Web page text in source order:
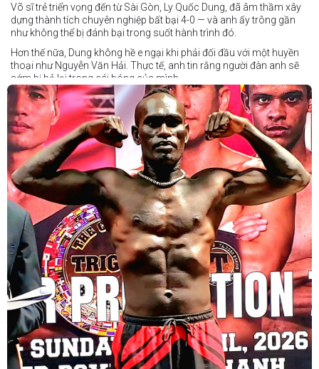
Võ sĩ trẻ triển vọng đến từ Sài Gòn, Ly Quốc Dung, đã âm thầm xây
dựng thành tích chuyên nghiệp bất bại 4-0 — và anh ấy trông gần
như không thể bị đánh bại trong suốt hành trình đó.
Hơn thế nữa, Dung không hề e ngại khi phải đối đầu với một huyền
thoại như Nguyễn Văn Hải. Thực tế, anh tin rằng người đàn anh sẽ
sớm bị bỏ lại trong cái bóng của mình.
Dung nói rằng anh quá nhanh, quá khó nắm bắt, và đơn giản là quá
điển trai đối với “Hanoi Hitman”.
Và biết đâu anh ấy đúng.
Chúng ta sẽ có câu trả lời vào Chủ Nhật, ngày 21 tháng 6